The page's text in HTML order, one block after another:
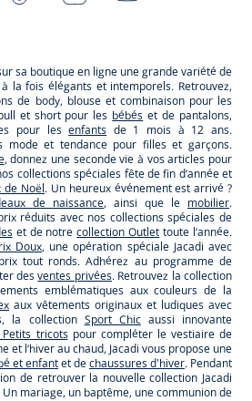
sa boutique en ligne une grande variété de
la fois élégants et intemporels. Retrouvez,
de body, blouse et combinaison pour les
et short pour les bébés et de pantalons,
pour lesenfants de 1 mois à 12 ans.
mode et tendance pour filles et garçons.
, donnez une seconde vie à vos articles pour
collections spéciales fête de fin d’année et
de Noël. Un heureux événement est arrivé ?
de naissance, ainsi que le mobilier.
réduits avec nos collections spéciales de
et de notrecollection Outlet toute l’année.
Doux, une opération spéciale Jacadi avec
tout ronds. Adhérez au programme de
desventes privées. Retrouvez la collection
emblématiques aux couleurs de la
aux vêtements originaux et ludiques avec
la collection Sport Chicaussi innovante
Petits tricotspour compléter le vestiaire de
et l’hiver au chaud, Jacadi vous propose une
et enfantet dechaussures d'hiver. Pendant
de retrouver la nouvelle collection Jacadi
mariage, un baptême, une communion de